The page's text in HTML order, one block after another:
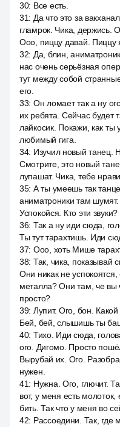
30: Все есть.
31: Да что это за
гламрок. Чика, держись.
Ооо, пиццу давай. Пиццу
32: Да, блин,
нас очень серьёзная
тут между собой
его.
33: Он ломает так а ну
их ребята. Сейчас будет
лайкосик. Покажи, как
любимый гига.
34: Изучил новый танец.
Смотрите, это новый
лупашат. Чика, тебе
35: А ты умеешь так
аниматроники там
Успокойся. Кто эти
36: Так а ну иди сюда,
Ты тут тарахтишь. Иди
37: Ооо, хоть Мише
38: Так, чика, показывай
Они никак не успокоятся,
металла? Они там, че вы
просто?
39: Лупит. Ого, бон.
Бей, бей, слышишь ты
40: Тихо. Иди сюда,
ого. Дигомо. Просто
Вырубай их. Ого.
нужен.
41: Нужна. Ого, глючит.
вот, у меня есть молоток,
бить. Так что у меня во
42: Рассоедини. Так, где